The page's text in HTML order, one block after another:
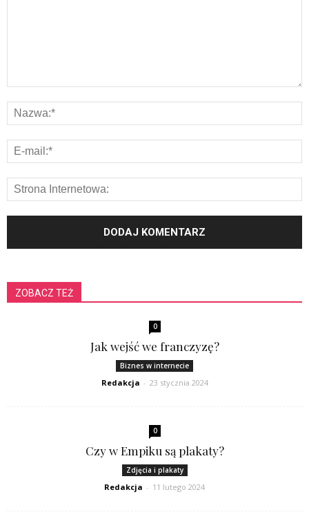
ZOBACZ TEŻ
0
Jak wejść we franczyzę?
Biznes w internecie
Redakcja - 23 stycznia 2024
0
Czy w Empiku są plakaty?
Zdjęcia i plakaty
Redakcja - 11 lutego 2024